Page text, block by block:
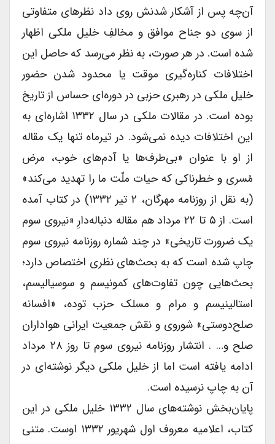
آن‌چه پس از آشکار شدنش روی داد نظرهای متفاوتی
از سوی دو جناح موافق و مخالفِ خلیل ملکی اظهار
شده است. در هر صورت، به نظر می‌رسد که حاصل این
اختلافات کناره‌گیری موقت یا محدود شدن حضور
خلیل ملکی در رهبری حزبی در دوره‌ای حساس از تاریخ
بوده است. در مقالات ملکی در سال ۱۳۳۲ اشاره‌ای به
این اختلافات دیده نمی‌شود. در تیرماه تنها یک مقاله
از او با عنوان «بی‌طرف‌ها یا آدم‌های خوب، مرض
مُسری و خطرناکی که حیات ملّت ما را تهدید می‌کند»
(به نقل از روزنامه مهرگان، ۲ تیر ۱۳۳۲) در کتاب آمده
است. از ۵ تا ۲۲ مرداد هم مقاله دنباله‌دارِ «نیروی سوم
یک ضرورت تاریخی» در چند شماره روزنامه نیروی سوم
چاپ شده است که به بحث‌های نظری اختصاص دارد؛
بحث‌هایی چون تفاوت‌های کمونیسم و سوسیالیسم،
استالینیسم و مرام و مسلک حزب توده، «افسانه
صلح‌دوستی» شوروی و نقش جمعیت ایرانی هواداران
صلح و… . انتشار روزنامه نیروی سوم تا روز ۲۸ مرداد
ادامه یافته است اما از خلیل ملکی دیگر نوشته‌ای در
آن به چاپ نرسیده است.
پایان‌بخش نوشته‌های سال ۱۳۳۲ خلیل ملکی در این
کتاب، اعلامیه معروف اول شهریور ۱۳۳۲ اوست. متنی